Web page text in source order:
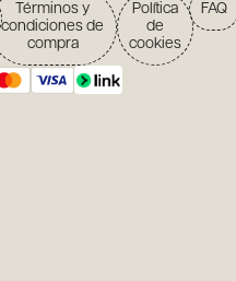
Términos y
condiciones de
compra
Política
de
cookies
FAQ